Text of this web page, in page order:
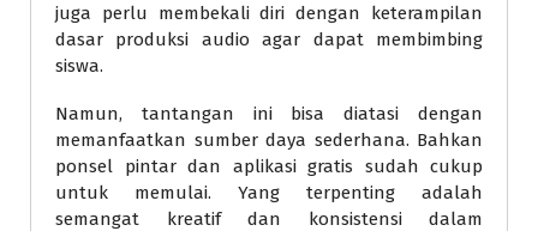
juga perlu membekali diri dengan keterampilan
dasar produksi audio agar dapat membimbing
siswa.
Namun, tantangan ini bisa diatasi dengan
memanfaatkan sumber daya sederhana. Bahkan
ponsel pintar dan aplikasi gratis sudah cukup
untuk memulai. Yang terpenting adalah
semangat kreatif dan konsistensi dalam